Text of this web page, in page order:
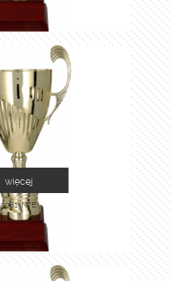
3081-N/E
więcej